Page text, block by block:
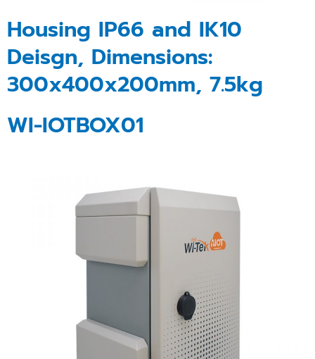
Housing IP66 and IK10
Deisgn, Dimensions:
300x400x200mm, 7.5kg
WI-IOTBOX01